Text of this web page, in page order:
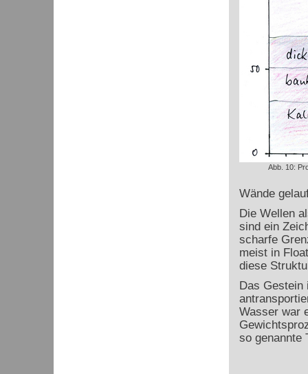
Abb. 10:
Wände
Die Wellen
sind ein
scharfe
meist in
diese
Das Gestein
Wasser war
so genannte